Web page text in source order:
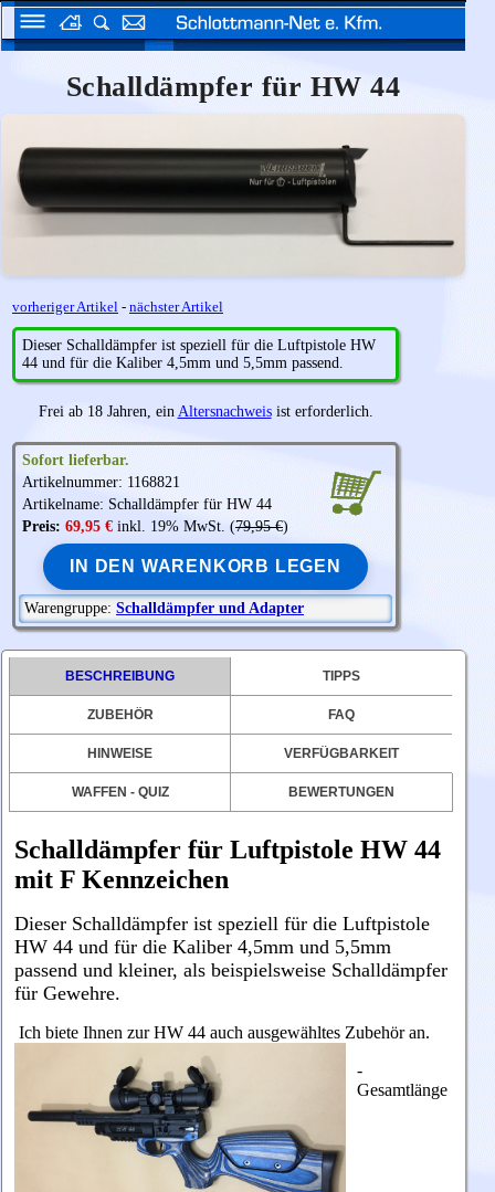
Schalldämpfer für HW 44
vorheriger Artikel - nächster Artikel
Dieser Schalldämpfer ist speziell für die Luftpistole HW
44 und für die Kaliber 4,5mm und 5,5mm passend.
Frei ab 18 Jahren, ein Altersnachweisist erforderlich.
Sofort lieferbar.
Artikelnummer: 1168821
Artikelname: Schalldämpfer für HW 44
Preis: 69,95 € inkl. 19% MwSt. (79,95 €)
IN DEN WARENKORB LEGEN
Warengruppe: Schalldämpfer und Adapter
BESCHREIBUNG TIPPS
ZUBEHÖR FAQ
HINWEISE VERFÜGBARKEIT
WAFFEN - QUIZ BEWERTUNGEN
Schalldämpfer für Luftpistole HW 44
mit F Kennzeichen
Dieser Schalldämpfer ist speziell für die Luftpistole
HW 44 und für die Kaliber 4,5mm und 5,5mm
passend und kleiner, als beispielsweise Schalldämpfer
für Gewehre.
Ich biete Ihnen zur HW 44 auch ausgewähltes Zubehör an.
-
Gesamtlänge